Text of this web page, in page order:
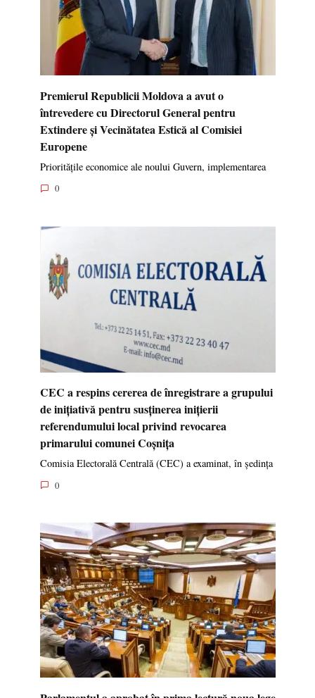
Premierul Republicii Moldova a avut o
întrevedere cu Directorul General pentru
Extindere și Vecinătatea Estică al Comisiei
Europene
Prioritățile economice ale noului Guvern, implementarea
0
CEC a respins cererea de înregistrare a grupului
de inițiativă pentru susținerea inițierii
referendumului local privind revocarea
primarului comunei Coșnița
Comisia Electorală Centrală (CEC) a examinat, în ședința
0